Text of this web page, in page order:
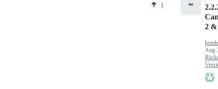
1 ⬅️
2 &
Aug